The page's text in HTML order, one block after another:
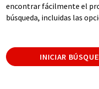
encontrar fácilmente el
búsqueda, incluidas las
INICIAR